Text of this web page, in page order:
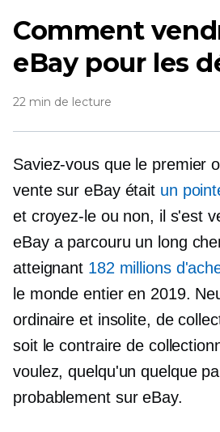
Comment
eBay pour les
22 min de lecture
Saviez-vous que le premier
vente sur eBay était un
et croyez-le ou non, il s'est
eBay a parcouru un long
atteignant 182 millions
le monde entier en 2019.
ordinaire et insolite, de
soit le contraire de
voulez, quelqu'un quelque
probablement sur eBay.